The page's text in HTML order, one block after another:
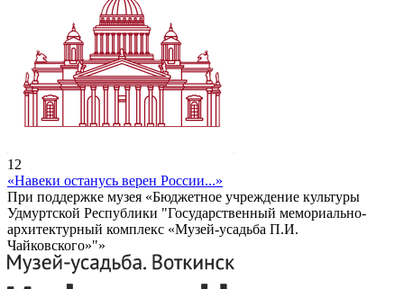
12
«Навеки останусь верен России...»
При поддержке музея «Бюджетное учреждение культуры
Удмуртской Республики "Государственный мемориально-
архитектурный комплекс «Музей-усадьба П.И.
Чайковского»"»